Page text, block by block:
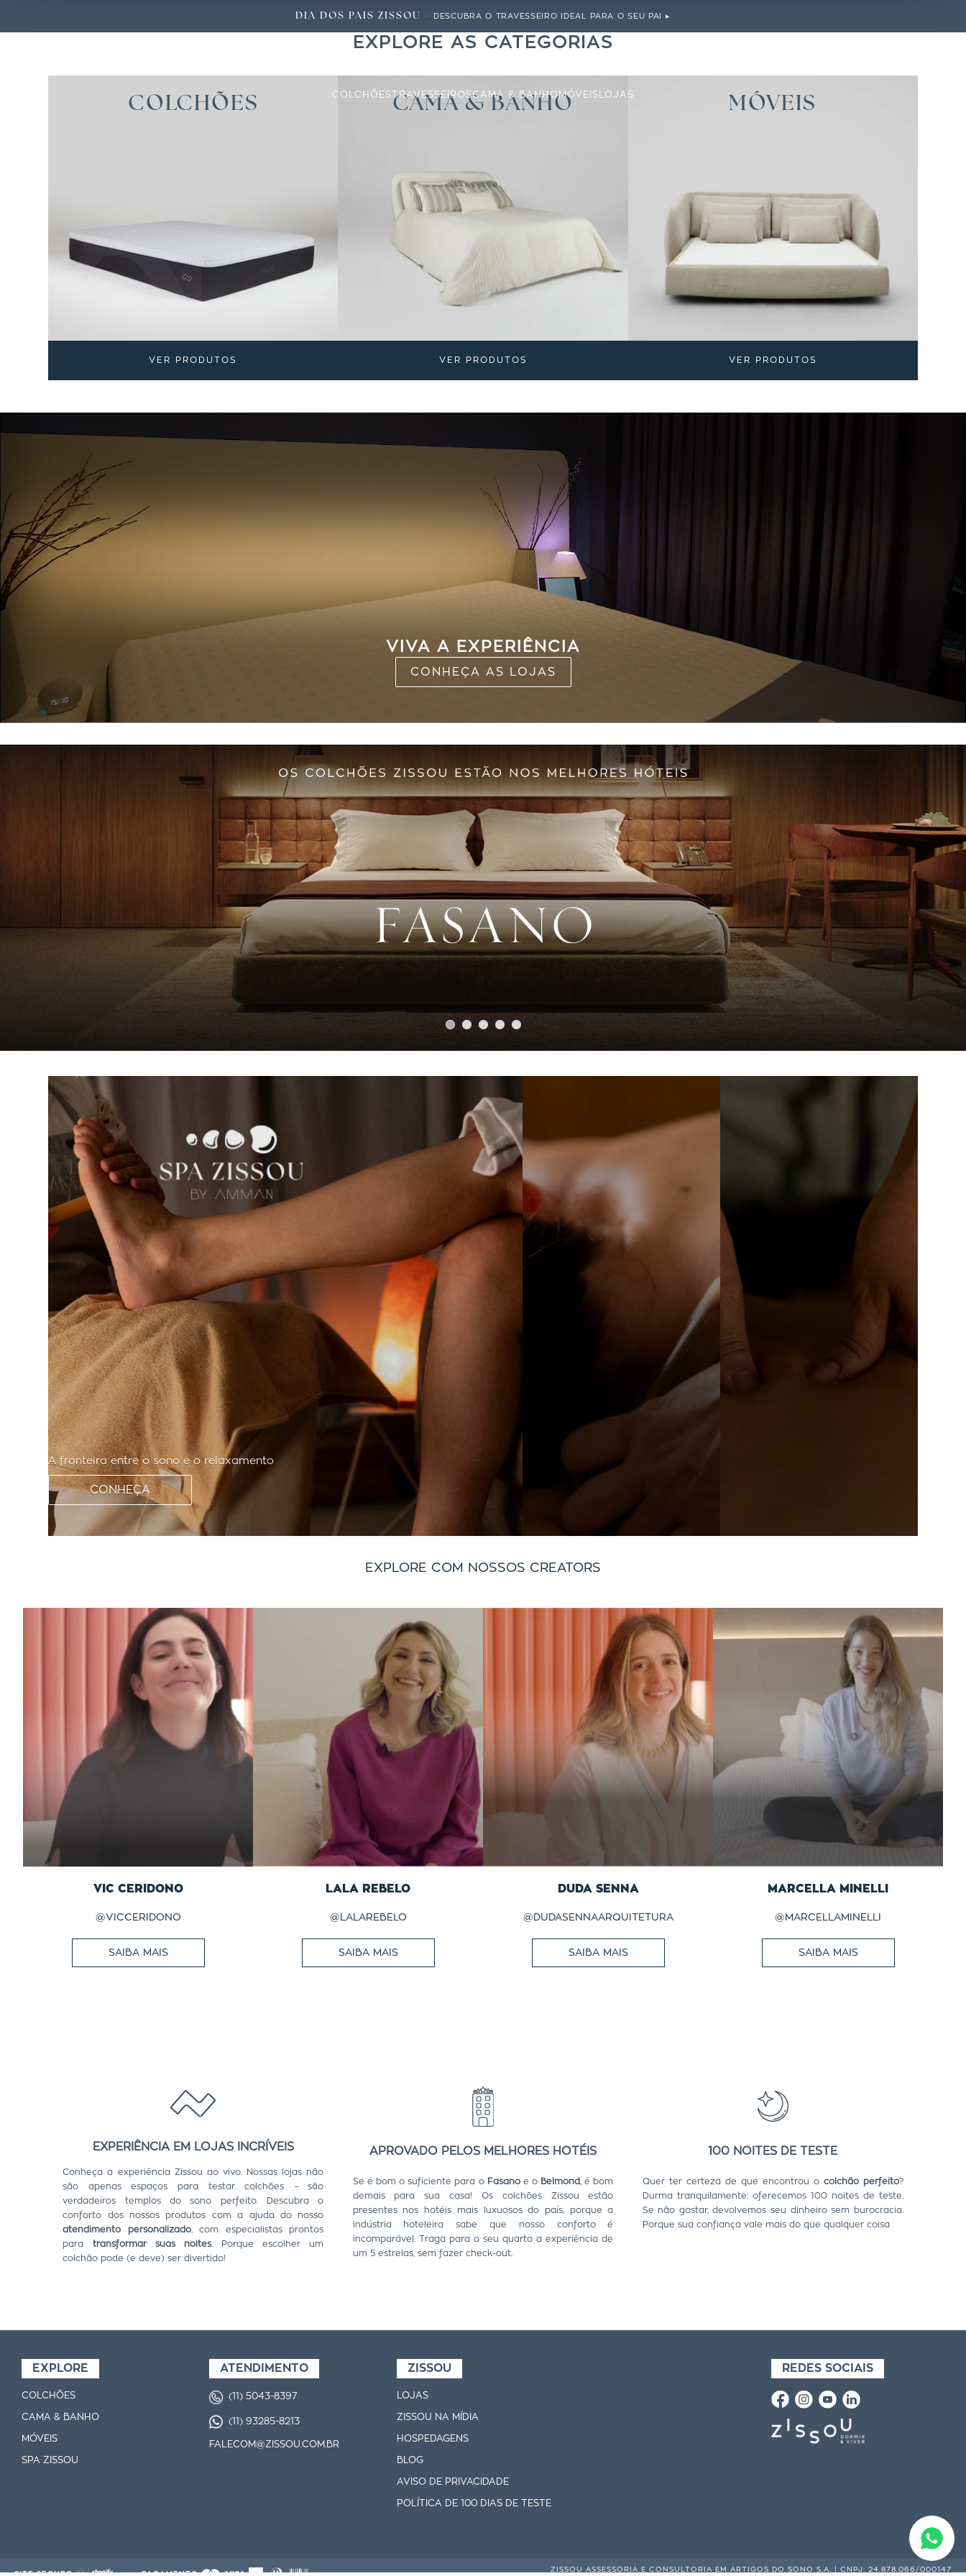
DIA DOS PAIS ZISSOU - DESCUBRA O TRAVESSEIRO IDEAL PARA O SEU PAI ▸
COLCHÕES TRAVESSEIROSCAMA & BANHOMÓVEIS LOJAS
EXPLORE AS CATEGORIAS
COLCHÕES
VER PRODUTOS
CAMA & BANHO
VER PRODUTOS
MÓVEIS
VER PRODUTOS
VIVA A EXPERIÊNCIA
CONHEÇA AS LOJAS
A fronteira entre o sono e o relaxamento
CONHEÇA
EXPLORE COM NOSSOS CREATORS
VIC CERIDONO
@VICCERIDONO
SAIBA MAIS
LALA REBELO
@ LALAREBELO
SAIBA MAIS
DUDA SENNA
@ DUDASENNAARQUITETURA
SAIBA MAIS
MARCELLA MINELLI
@ MARCELLAMINELLI
SAIBA MAIS
EXPERIÊNCIA EM LOJAS INCRÍVEIS
Conheça a experiência Zissou ao vivo. Nossas lojas não
são apenas espaços para testar colchões – são
verdadeiros templos do sono perfeito. Descubra o
conforto dos nossos produtos com a ajuda do nosso
atendimento personalizado, com especialistas prontos
para transformar suas noites. Porque escolher um
colchão pode (e deve) ser divertido!
APROVADO PELOS MELHORES HOTÉIS
Se é bom o suficiente para o Fasanoe o Belmond , é bom
demais para sua casa! Os colchões Zissou estão
presentes nos hotéis mais luxuosos do país, porque a
indústria hoteleira sabe que nosso conforto é
incomparável. Traga para o seu quarto a experiência de
um 5 estrelas, sem fazer check-out.
100 NOITES DE TESTE
Quer ter certeza de que encontrou o colchão perfeito?
Durma tranquilamente: oferecemos 100 noites de teste.
Se não gostar, devolvemos seu dinheiro sem burocracia.
Porque sua confiança vale mais do que qualquer coisa
EXPLORE
COLCHÕES
CAMA & BANHO
MÓVEIS
SPA ZISSOU
ATENDIMENTO
(11) 5043-8397
(11) 93285-8213
FALECOM@ZISSOU.COM.BR
ZISSOU
LOJAS
ZISSOU NA MÍDIA
HOSPEDAGENS
BLOG
AVISO DE PRIVACIDADE
POLÍTICA DE 100 DIAS DE TESTE
REDES SOCIAIS
SITE SEGURO PAGAMENTO
ZISSOU ASSESSORIA E CONSULTORIA EM ARTIGOS DO SONO S.A. | CNPJ: 24.878.066/000147